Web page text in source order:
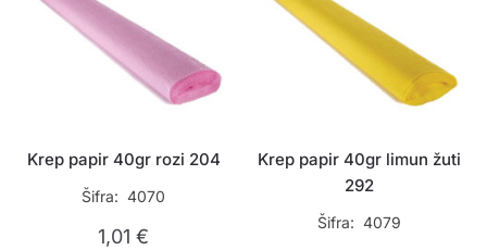
Krep papir 40gr rozi 204
Šifra: 4070
1,01€
Krep papir 40gr limun žuti
292
Šifra: 4079